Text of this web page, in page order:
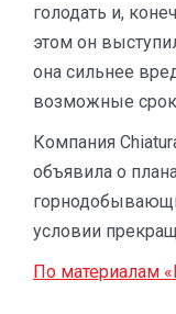
голодать и,
этом он
она сильнее
возможные
Компания
объявила о
условии
По материалам